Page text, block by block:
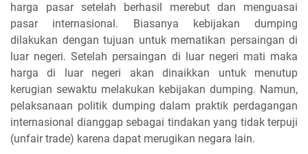
harga pasar setelah berhasil merebut dan menguasai
pasar internasional. Biasanya kebijakan dumping
dilakukan dengan tujuan untuk mematikan persaingan di
luar negeri. Setelah persaingan di luar negeri mati maka
harga di luar negeri akan dinaikkan untuk menutup
kerugian sewaktu melakukan kebijakan dumping. Namun,
pelaksanaan politik dumping dalam praktik perdagangan
internasional dianggap sebagai tindakan yang tidak terpuji
(unfair trade) karena dapat merugikan negara lain.